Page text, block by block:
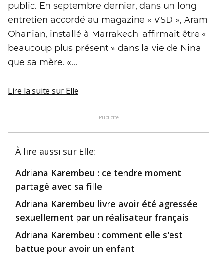
public. En septembre dernier, dans un long
entretien accordé au magazine « VSD », Aram
Ohanian, installé à Marrakech, affirmait être «
beaucoup plus présent » dans la vie de Nina
que sa mère. «...
Lire la suite sur Elle
Publicité
À lire aussi sur Elle:
Adriana Karembeu : ce tendre moment
partagé avec sa fille
Adriana Karembeu livre avoir été agressée
sexuellement par un réalisateur français
Adriana Karembeu : comment elle s'est
battue pour avoir un enfant